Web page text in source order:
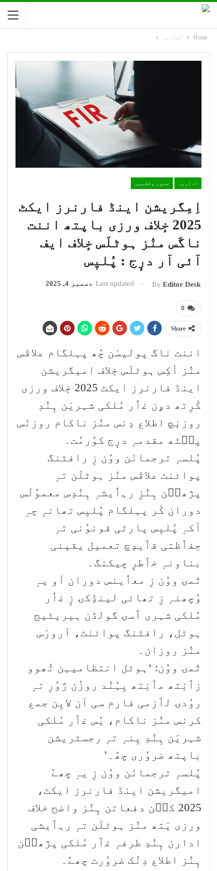
Home اداریہ
اداریہ جموں وکشمیر
اِمِگریشن اینڈ فارنرز ایکٹ
2025 خٕلاف ورزی باپتھ اننت
ناگَس منٛز ہوٹلَس خٕلاف ایف
آئی آر درٕج : پُلیٖس
By Editor Desk
Last updated دسمبر 4, 2025
0
Share
اننت ناگ پولیسَن چُھ پہلگام علاقَس
منٛز أکِس ہوٹلَس خٕلاف امیگریشن
اینڈ فارنرز ایکٹ 2025 خٕلاف ورزی
کٔرِتھ دۄن غٲر مُلکی شہریَن ہٕنٛدِ
روزنٕچ اطلاع دِنس منٛز ناکام روزنَس
پٮ۪ٹھ مقدمہٕ درٕج کوٚرمُت۔
پُلسہٕ ترجمانَن ووٚن زِ رافٹنگ
پوائنٹ علاقَس منٛز ہوٹلَن تہٕ
پژھٮ۪ن ہِنٛزِ رہٲیشہِ ہِنٛدِس معموٗلَس
دوران کٔر پہلگام پُلیٖس تھانہٕ چہِ
أکہِ پُلیٖس پارٹی قونوٗنی تہٕ
حِفٲظتی قٲیدٕچ تعمیل یقینی
بناونہٕ خٲطرٕ چیکنگ۔
تٔمۍ ووٚن زِ معٲینس دوران آو یہِ
وُچھنہٕ زِ تھائی لینڈٕکۍ زٕ غٲر
مُلکی شہری ٲسۍ گولڈن ہیریٹیج
ہوٹل، رافٹنگ پوائنٹ، آرورَس
منٛز روزان۔
تٔمۍ ووٚن: ‘ہوٹل انتظامیہن تُھوو
زٲنِتھ مٲنِتھ یِہُنٛد روزُن ژوٗرِ تہٕ
روٗدۍ لٲزمی فارم سی آن لایِن جمع
کرنس منٛز ناکام، یُس غٲر مُلکی
شہریَن ہِنٛدِ یِنہٕ تہٕ رجسٹریشن
باپتھ ضروٗری چھُ۔’
پُلسہٕ ترجمانَن ووٚن زِ یہِ چھےٚ
امیگریشن اینڈ فارنرز ایکٹ،
2025 کٮ۪ن دفعاتن ہٕنٛز واضح خلاف
ورزی یَتھ منٛز ہوٹلَن تہٕ رہٲیشی
ادارن ہٕنٛدِ طرفہٕ غٲر مُلکی پژھٮ۪ن
ہٕنٛز اطلاع دِنُک ضروٗرت چھےٚ۔